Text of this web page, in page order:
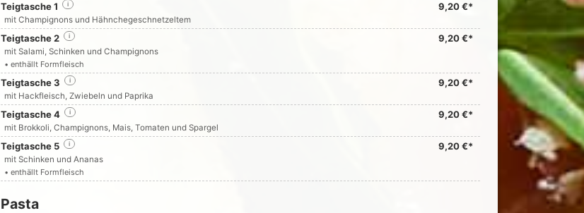
Teigtasche 1 9,20 €*
i
mit Champignons und Hähnchegeschnetzeltem
Teigtasche 2 9,20 €*
i
mit Salami, Schinken und Champignons
• enthällt Formfleisch
Teigtasche 3 9,20 €*
i
mit Hackfleisch, Zwiebeln und Paprika
Teigtasche 4 9,20 €*
i
mit Brokkoli, Champignons, Mais, Tomaten und Spargel
Teigtasche 5 9,20 €*
i
mit Schinken und Ananas
• enthällt Formfleisch
Pasta